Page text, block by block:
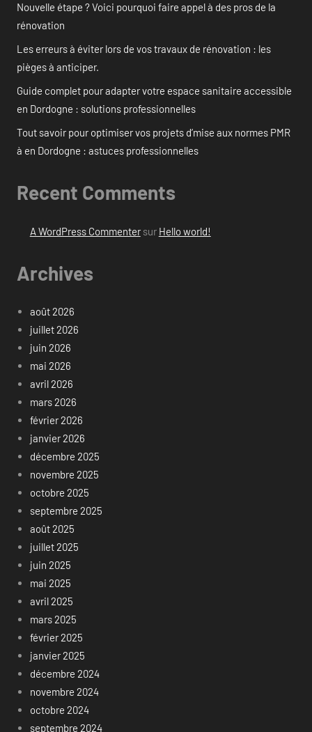
Nouvelle étape ? Voici pourquoi faire appel à des pros de la
rénovation
Les erreurs à éviter lors de vos travaux de rénovation : les
pièges à anticiper.
Guide complet pour adapter votre espace sanitaire accessible
en Dordogne : solutions professionnelles
Tout savoir pour optimiser vos projets d’mise aux normes PMR
à en Dordogne : astuces professionnelles
Recent Comments
A WordPress Commentersur Hello world!
Archives
août 2026
juillet 2026
juin 2026
mai 2026
avril 2026
mars 2026
février 2026
janvier 2026
décembre 2025
novembre 2025
octobre 2025
septembre 2025
août 2025
juillet 2025
juin 2025
mai 2025
avril 2025
mars 2025
février 2025
janvier 2025
décembre 2024
novembre 2024
octobre 2024
septembre 2024